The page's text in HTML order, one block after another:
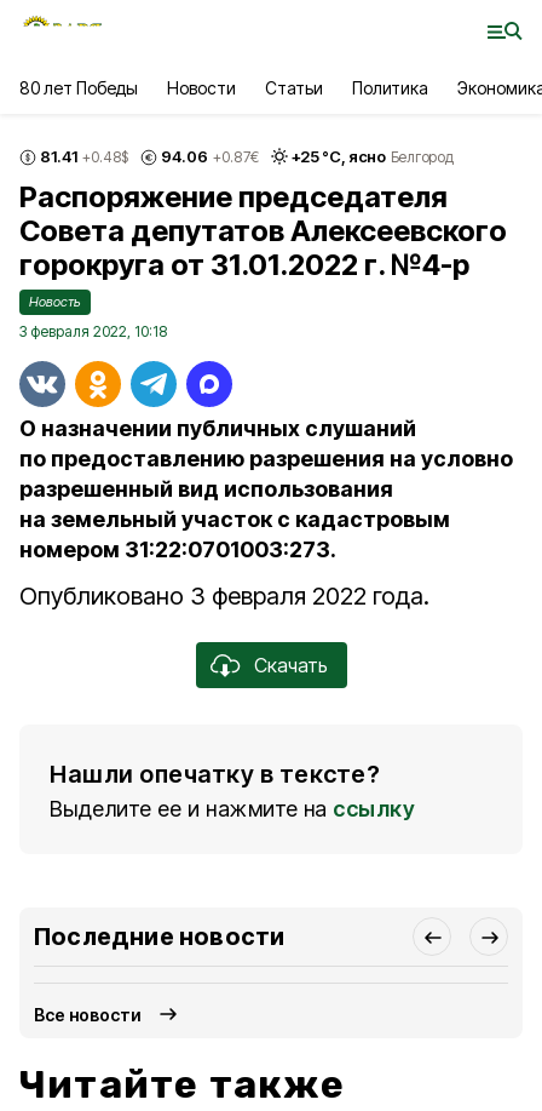
80 лет Победы Новости Статьи Политика
81.41 +0.48$ 94.06 +0.87€ +25°С, ясно Белгород
Распоряжение председателя
Совета депутатов Алексеевского
горокруга от 31.01.2022 г. №4-р
Новость
3 февраля 2022, 10:18
О назначении публичных слушаний
по предоставлению разрешения на условно
разрешенный вид использования
на земельный участок с кадастровым
номером 31:22:0701003:273.
Опубликовано 3 февраля 2022 года.
Скачать
Нашли опечатку в тексте?
Выделите ее и нажмите на ссылку
Последние новости
Все новости
Читайте также